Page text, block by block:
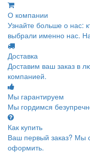
О компании
Узнайте больше о нас:
выбрали именно нас.
Доставка
Доставим ваш заказ в
компанией.
Мы гарантируем
Мы гордимся
Как купить
Ваш первый заказ? Мы
оформить.